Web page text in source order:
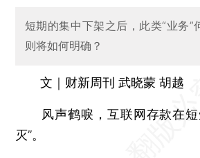
短期的集中下架之后，此类“业务”
则将如何明确？
文｜财新周刊 武晓蒙 胡越
风声鹤唳，互联网存款在短
灭”。